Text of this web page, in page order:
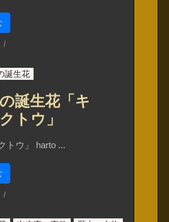
/
誕生花
誕生花「キ
トウ」
トウ」 harto ...
/